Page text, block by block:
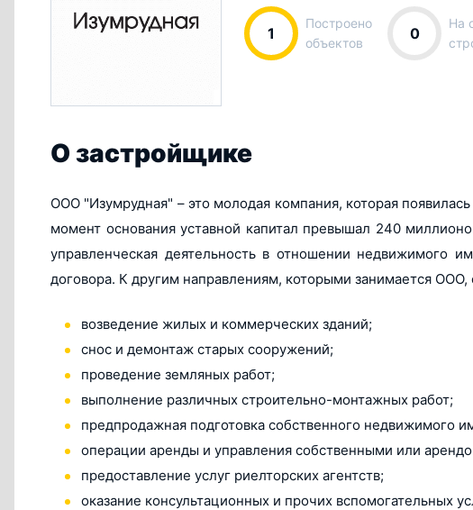
1
Построено
объектов
0
На
О застройщике
ООО "Изумрудная" – это молодая компания, которая
момент основания уставной капитал превышал 240
управленческая деятельность в отношении недвижимого
договора. К другим направлениям, которыми занимается ООО,
возведение жилых и коммерческих зданий;
снос и демонтаж старых сооружений;
проведение земляных работ;
выполнение различных строительно-монтажных работ;
предпродажная подготовка собственного недвижимого
операции аренды и управления собственными или
предоставление услуг риелторских агентств;
оказание консультационных и прочих вспомогательных